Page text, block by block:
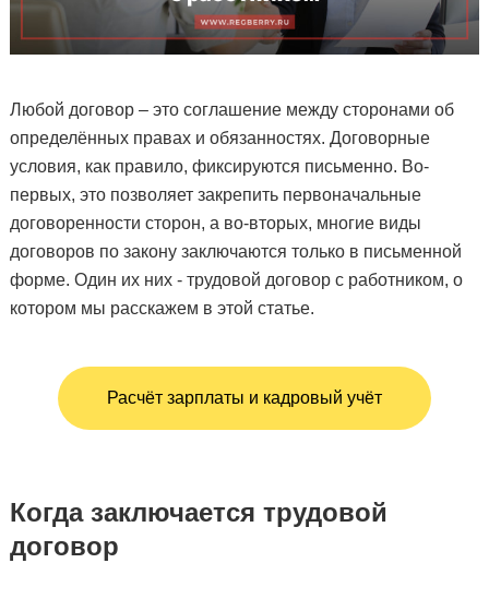
Любой договор – это соглашение между сторонами об
определённых правах и обязанностях. Договорные
условия, как правило, фиксируются письменно. Во-
первых, это позволяет закрепить первоначальные
договоренности сторон, а во-вторых, многие виды
договоров по закону заключаются только в письменной
форме. Один их них - трудовой договор с работником, о
котором мы расскажем в этой статье.
Расчёт зарплаты и кадровый учёт
Когда заключается трудовой
договор